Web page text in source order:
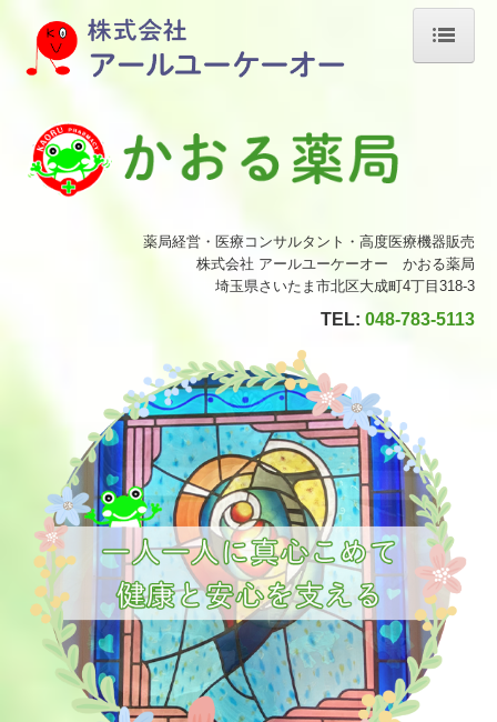
株式会社アールユーケーオー
身体に優しい食品館
医療経営コンサルタント
正社員薬剤師
パート薬剤師
薬局経営・医療コンサルタント・高度医療機器販売
株式会社 アールユーケーオー かおる薬局
埼玉県さいたま市北区大成町4丁目318-3
TEL: 048-783-5113